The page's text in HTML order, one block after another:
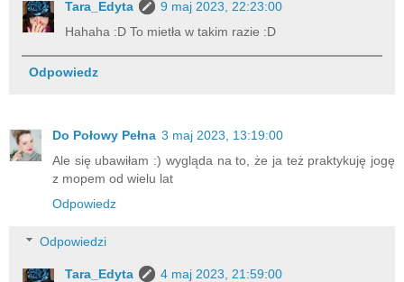
Tara_Edyta
9 maj 2023, 22:23:00
Hahaha :D To mietła w takim razie :D
Odpowiedz
Do Połowy Pełna 3 maj 2023, 13:19:00
Ale się ubawiłam :) wygląda na to, że ja też praktykuję jogę
z mopem od wielu lat
Odpowiedz
Odpowiedzi
Tara_Edyta
4 maj 2023, 21:59:00